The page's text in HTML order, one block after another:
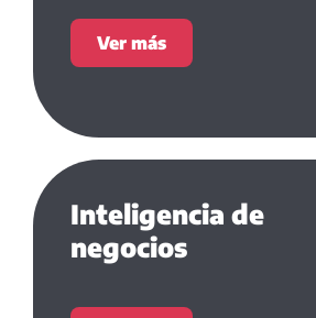
Ver más
Inteligencia de
negocios